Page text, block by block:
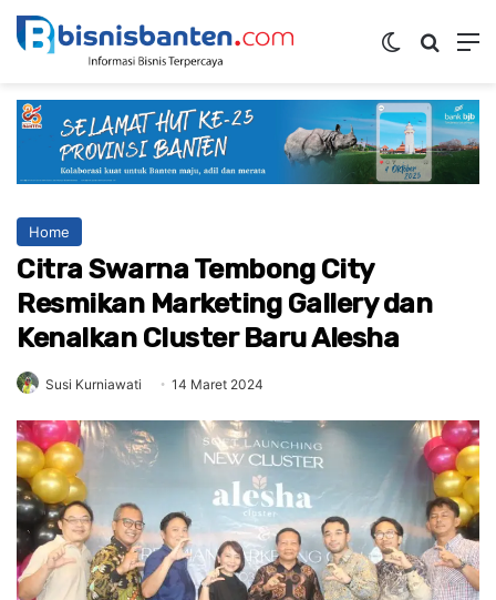
Switch skin
Home
Citra Swarna Tembong City
Resmikan Marketing Gallery dan
Kenalkan Cluster Baru Alesha
Susi Kurniawati 14 Maret 2024